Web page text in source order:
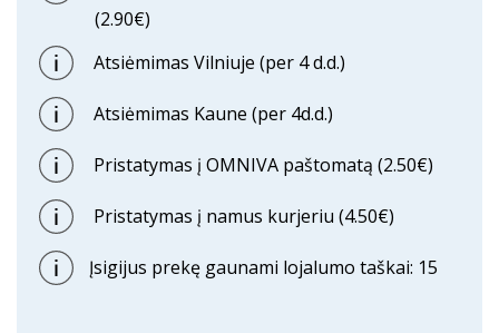
(2.90€)
Atsiėmimas Vilniuje (per 4 d.d.)
Atsiėmimas Kaune (per 4d.d.)
Pristatymas į OMNIVA paštomatą (2.50€)
Pristatymas į namus kurjeriu (4.50€)
Įsigijus prekę gaunami lojalumo taškai: 15